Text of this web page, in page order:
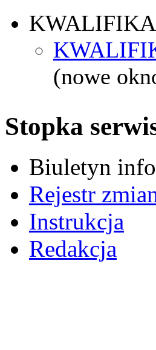
(nowe
Stopka
Biuletyn
Rejestr
Instrukcja
Redakcja